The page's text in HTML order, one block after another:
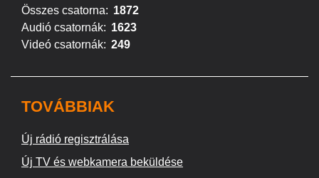
Összes csatorna: 1872
Audió csatornák: 1623
Videó csatornák: 249
TOVÁBBIAK
Új rádió regisztrálása
Új TV és webkamera beküldése